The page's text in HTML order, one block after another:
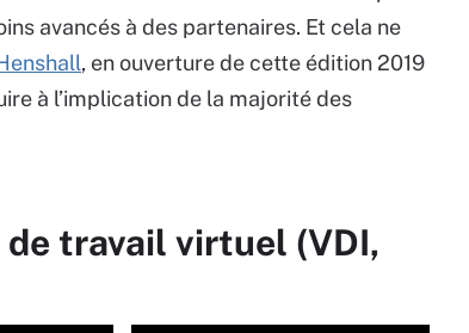
avancés à des partenaires. Et cela ne
, en ouverture de cette édition 2019
à l’implication de la majorité des
travail virtuel (VDI,